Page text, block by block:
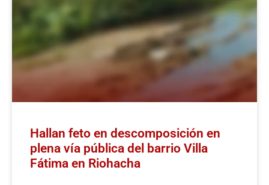
Hallan feto en descomposición en
plena vía pública del barrio Villa
Fátima en Riohacha